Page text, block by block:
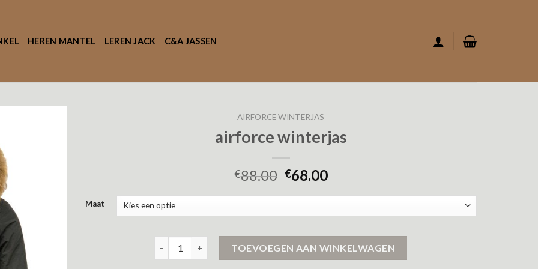
HEREN MANTEL LEREN JACK C&A JASSEN
AIRFORCE WINTERJAS
airforce winterjas
€88.00 €68.00
Maat
TOEVOEGEN AAN WINKELWAGEN